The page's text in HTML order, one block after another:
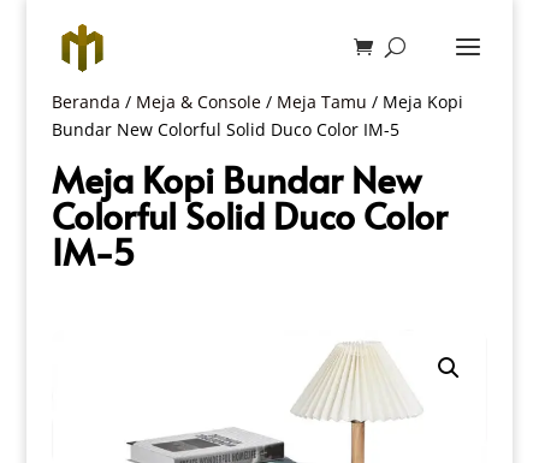
Beranda / Meja & Console/ Meja Tamu / Meja Kopi
Bundar New Colorful Solid Duco Color IM-5
Meja Kopi Bundar New
Colorful Solid Duco Color
IM-5